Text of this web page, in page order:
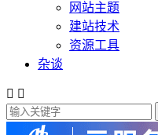
网站主题
建站技术
资源工具
杂谈
 